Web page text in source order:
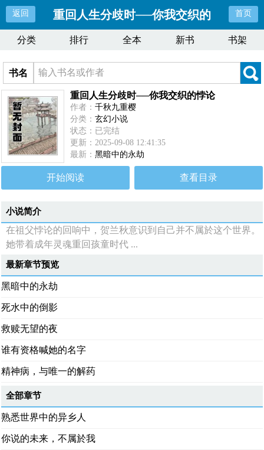
返回 重回人生分歧时──你我交织的
悖论
首页
分类 排行 全本 新书 书架
书名
重回人生分歧时──你我交织的悖论
作者：千秋九重樱
分类：玄幻小说
状态：已完结
更新：2025-09-08 12:41:35
最新：黑暗中的永劫
开始阅读 查看目录
小说简介
在祖父悖论的回响中，贺兰秋意识到自己并不属於这个世界。
她带着成年灵魂重回孩童时代 ...
最新章节预览
黑暗中的永劫
死水中的倒影
救赎无望的夜
谁有资格喊她的名字
精神病，与唯一的解药
全部章节
熟悉世界中的异乡人
你说的未来，不属於我